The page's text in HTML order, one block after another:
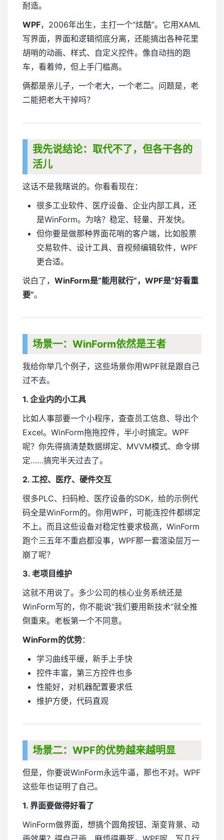
耐造。
WPF，2006年出生，主打一个“炫酷”。它用XAML
写界面，界面和逻辑彻底分离，还能搞出各种花里
胡哨的动画、样式、自定义控件。像自动挡的跑
车，看着帅，但上手门槛高。
俩都是亲儿子，一个老大，一个老二。问题是，老
二能把老大干掉吗？
我先说结论：取代不了，但各干各的
活儿
这话不是我瞎说的。你看看现在：
很多工业软件、医疗设备、企业内部工具，还
是WinForm。为啥？稳定、轻量、开发快。
但你要是做那种界面花哨的客户端，比如股票
交易软件、设计工具、音视频编辑软件，WPF
更合适。
说白了， WinForm是“能用就行”，WPF是“好看重
要”。
场景一：WinForm依然是王者
我给你举几个例子，这些场景你用WPF就是跟自己
过不去。
1. 企业内的小工具
比如人事部要一个小程序，查查员工信息、导出个
Excel。WinForm拖拖控件，半小时搞定。WPF
呢？你先得搞清楚数据绑定、MVVM模式、命令绑
定……搞完半天过去了。
2. 工控、医疗、硬件交互
很多PLC、扫码枪、医疗设备的SDK，给的示例代
码全是WinForm的。你用WPF，可能连控件都绑定
不上。而且这些设备对稳定性要求极高，WinForm
跑个三五年不重启都没事，WPF那一套渲染层万一
崩了呢？
3. 老项目维护
这就不用说了。多少公司的核心业务系统还是
WinForm写的，你不能说“我们要用新技术”就全推
倒重来。老板第一个不同意。
WinForm的优势：
学习曲线平缓，新手上手快
控件丰富，第三方控件也多
性能好，对机器配置要求低
维护方便，代码直观
场景二：WPF的优势越来越明显
但是，你要说WinForm永远牛逼，那也不对。WPF
这些年也证明了自己。
1. 界面要做得好看了
WinForm做界面，想搞个圆角按钮、渐变背景、动